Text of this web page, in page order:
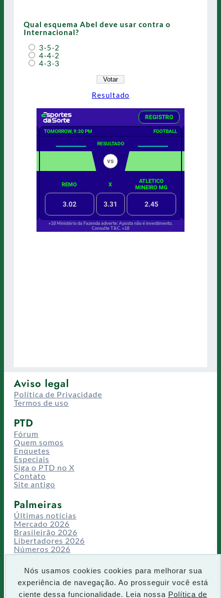
Nós usamos cookies cookies para melhorar sua
experiência de navegação. Ao prosseguir você está
ciente dessa funcionalidade. Leia nossa Política de
Qual esquema Abel deve usar contra o
Internacional?
3-5-2
4-4-2
4-3-3
Resultado
Aviso legal
Política de Privacidade
Termos de uso
PTD
Fórum
Quem somos
Enquetes
Especiais
Siga o PTD no X
Contato
Site antigo
Palmeiras
Últimas notícias
Mercado 2026
Brasileirão 2026
Libertadores 2026
Números 2026
Campeonatos
Temporadas
CT/Centro de Excelência
Busca